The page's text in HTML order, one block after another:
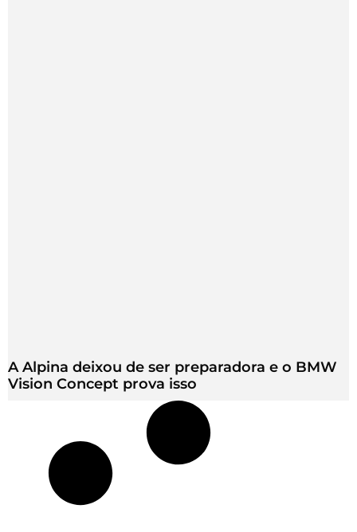
A Alpina deixou de ser preparadora e o BMW
Vision Concept prova isso